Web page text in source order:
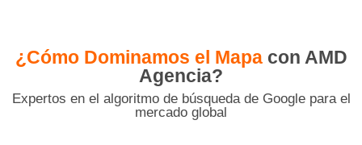
¿Cómo Dominamos el Mapa con AMD
Agencia?
Expertos en el algoritmo de búsqueda de Google para el
mercado global